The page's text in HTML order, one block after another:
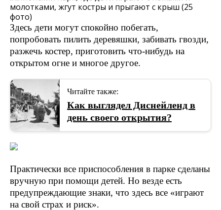
Здесь дети могут спокойно побегать,
попробовать пилить деревяшки, забивать гвозди,
разжечь костер, приготовить что-нибудь на
открытом огне и многое другое.
Читайте также:
Как выглядел Диснейленд в
день своего открытия?
Практически все приспособления в парке сделаны
вручную при помощи детей. Но везде есть
предупреждающие знаки, что здесь все «играют
на свой страх и риск».